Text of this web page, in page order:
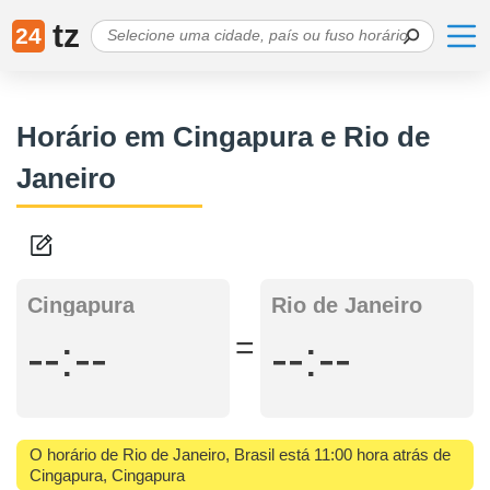
24 tz
Horário em Cingapura e Rio de
Janeiro
Cingapura
--:-- =
Rio de Janeiro
--:--
O horário de Rio de Janeiro, Brasil está 11:00 hora atrás de
Cingapura, Cingapura